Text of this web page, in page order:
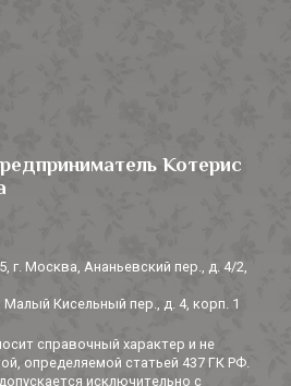
Котерис
г. Москва, Ананьевский пер., д. 4/2,
Кисельный пер., д. 4, корп. 1
справочный характер и не
определяемой статьей 437 ГК РФ.
исключительно с